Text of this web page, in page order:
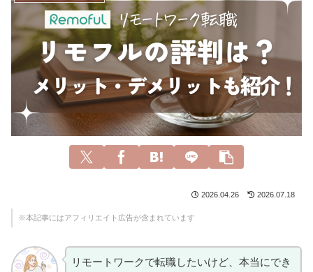
2026.04.26 2026.07.18
※本記事にはアフィリエイト広告が含まれています
リモートワークで転職したいけど、本当にでき